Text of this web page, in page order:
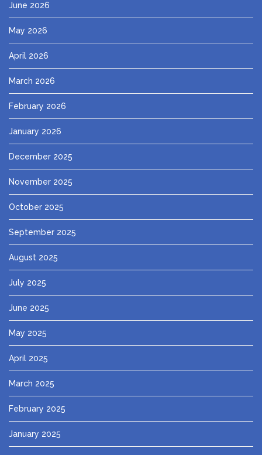
June 2026
May 2026
April 2026
March 2026
February 2026
January 2026
December 2025
November 2025
October 2025
September 2025
August 2025
July 2025
June 2025
May 2025
April 2025
March 2025
February 2025
January 2025